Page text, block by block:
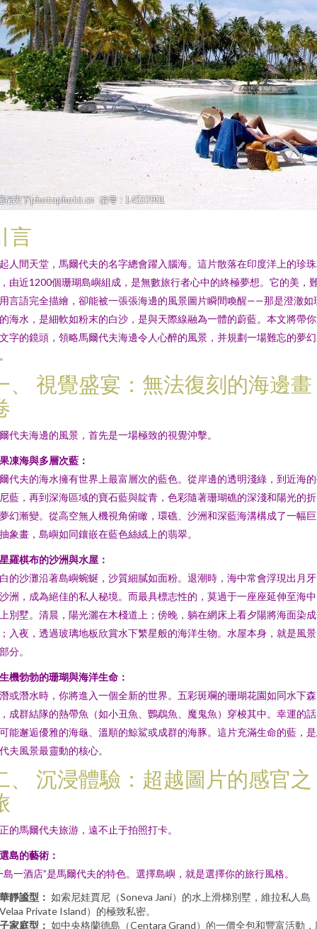
言
人間天堂，馬爾代夫的名字總會躍入腦海。這片散落在印度洋上的珍
由近1200個珊瑚島嶼組成，是無數旅行者心中的終極夢想。它的美，
言語完全描繪，卻能被一張張海邊的風景圖片瞬間喚醒——那是澄澈如
海水，是細軟如粉末的白沙，是與天際線融為一體的蔚藍。本文將帶
字的鏡頭，領略馬爾代夫海邊令人心醉的風景，并規劃一場難忘的夢
、 視覺盛宴：無法復刻的海邊畫
代夫海邊的風景，首先是一場極致的視覺沖擊。
凍海與多層次藍：
代夫的海水擁有世界上最富層次的藍色。從岸邊的透明淺綠，到近海
藍，再到深海區域的寶石藍與靛青，色彩隨著珊瑚礁的深淺和陽光的
幻漸變。從高空無人機視角俯瞰，環礁、沙洲和深藍海溝構成了一幅
象畫，島嶼如同鑲嵌在藍色絲絨上的翡翠。
羅棋布的沙洲與水屋：
的沙灘沿著島嶼蜿蜒，沙質細膩如面粉。退潮時，海中常會浮現出月
洲，成為絕佳的私人秘境。而最具標志性的，莫過于一座座延伸至海
別墅。清晨，陽光灑在木棧道上；傍晚，躺在網床上看夕陽將海面染
入夜，透過玻璃地板欣賞水下繁星般的海洋生物。水屋本身，就是風
分。
機勃勃的珊瑚與海洋生命：
或潛水時，你將進入一個全新的世界。五彩斑斕的珊瑚花園如同水下森
成群結隊的熱帶魚（如小丑魚、鸚鵡魚、魔鬼魚）穿梭其中。幸運的
能邂逅優雅的海龜、溫順的鯨鯊或成群的海豚。這片充滿生命的藍，
夫風景最靈動的核心。
、 沉浸體驗：超越圖片的感官之
的馬爾代夫旅游，遠不止于拍照打卡。
島的藝術：
島一酒店”是馬爾代夫的特色。選擇島嶼，就是選擇你的旅行風格。
靜謐型： 如索尼娃賈尼（Soneva Jani）的水上滑梯別墅，維拉私人島
Private Island）的極致私密。
家庭型： 如中央格蘭德島（Centara Grand）的一價全包和豐富活動，